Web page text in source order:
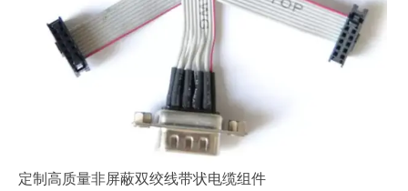
定制高质量非屏蔽双绞线带状电缆组件